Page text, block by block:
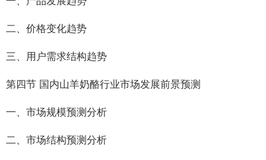
二、价格变化趋势
三、用户需求结构趋势
第四节 国内山羊奶酪行业市场发展前景预测
一、市场规模预测分析
二、市场结构预测分析